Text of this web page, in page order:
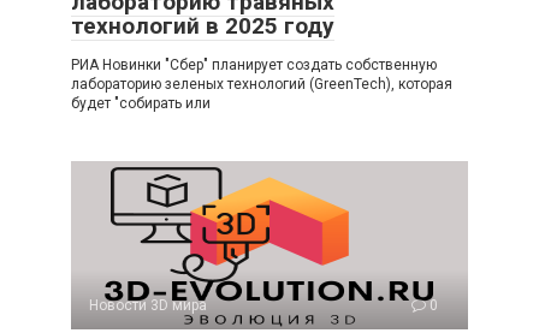
технологий в 2025 году
РИА Новинки "Сбер" планирует создать собственную
лабораторию зеленых технологий (GreenTech), которая
будет "собирать или
Новости 3D мира 0